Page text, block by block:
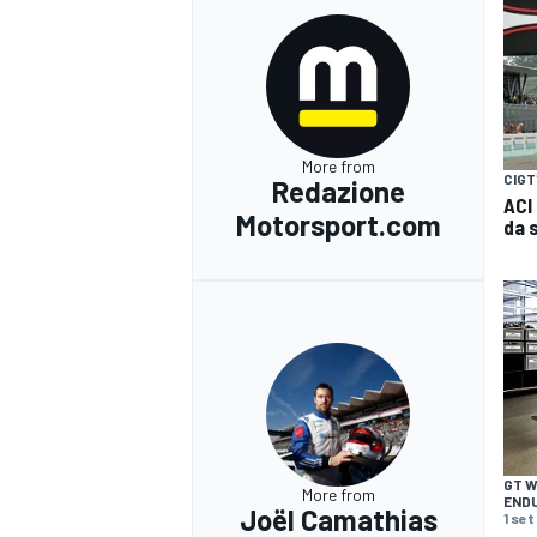
More from
Redazione
Motorsport.com
CIGT
da
More from
Joël Camathias
GT
1